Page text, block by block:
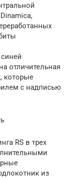
отличительная
которые
с надписью
RS в трех
из